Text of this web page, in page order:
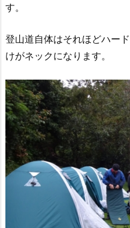
す。
登山道自体はそれほどハー
けがネックになります。